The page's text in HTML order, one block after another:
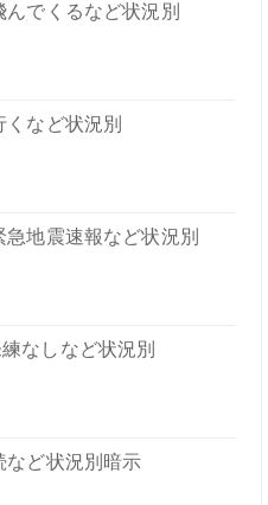
でくるなど状況別
など状況別
地震速報など状況別
なしなど状況別
など状況別暗示